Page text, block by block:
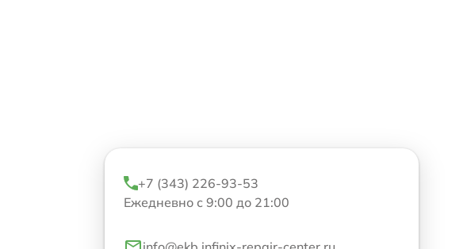
+7 (343) 226-93-53
Ежедневно с 9:00 до 21:00